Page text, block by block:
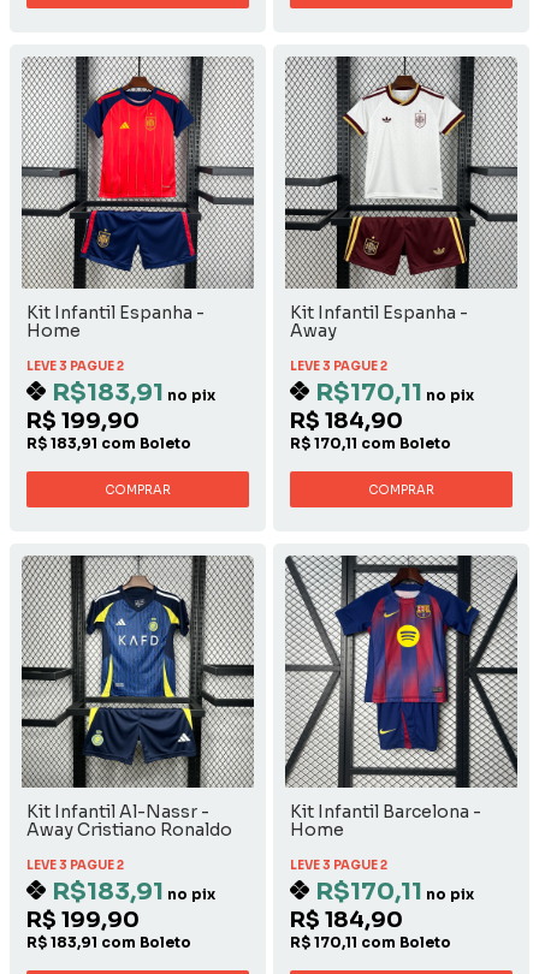
Kit Infantil Espanha -
Home
LEVE 3 PAGUE 2
R$183,91 no pix
R$ 199,90
R$ 183,91 com Boleto
COMPRAR
Kit Infantil Espanha -
Away
LEVE 3 PAGUE 2
R$170,11 no pix
R$ 184,90
R$ 170,11 com Boleto
COMPRAR
Kit Infantil Al-Nassr -
Away Cristiano Ronaldo
LEVE 3 PAGUE 2
R$183,91 no pix
R$ 199,90
R$ 183,91 com Boleto
Kit Infantil Barcelona -
Home
LEVE 3 PAGUE 2
R$170,11 no pix
R$ 184,90
R$ 170,11 com Boleto